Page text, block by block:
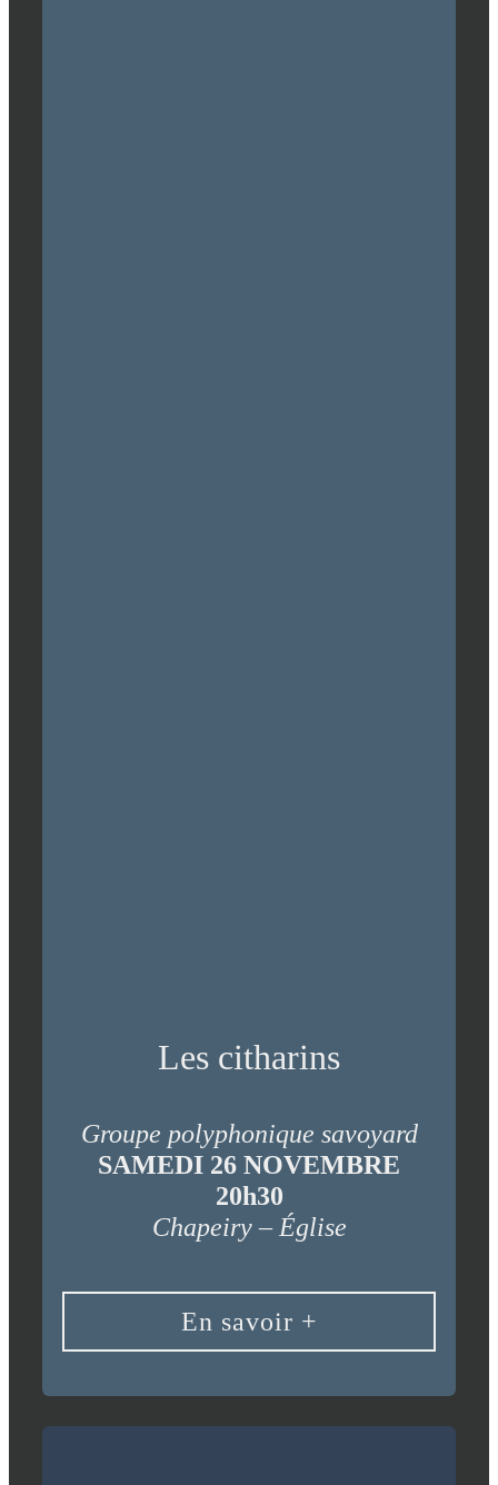
Les citharins
Groupe polyphonique savoyard
SAMEDI 26 NOVEMBRE
20h30
Chapeiry – Église
En savoir +